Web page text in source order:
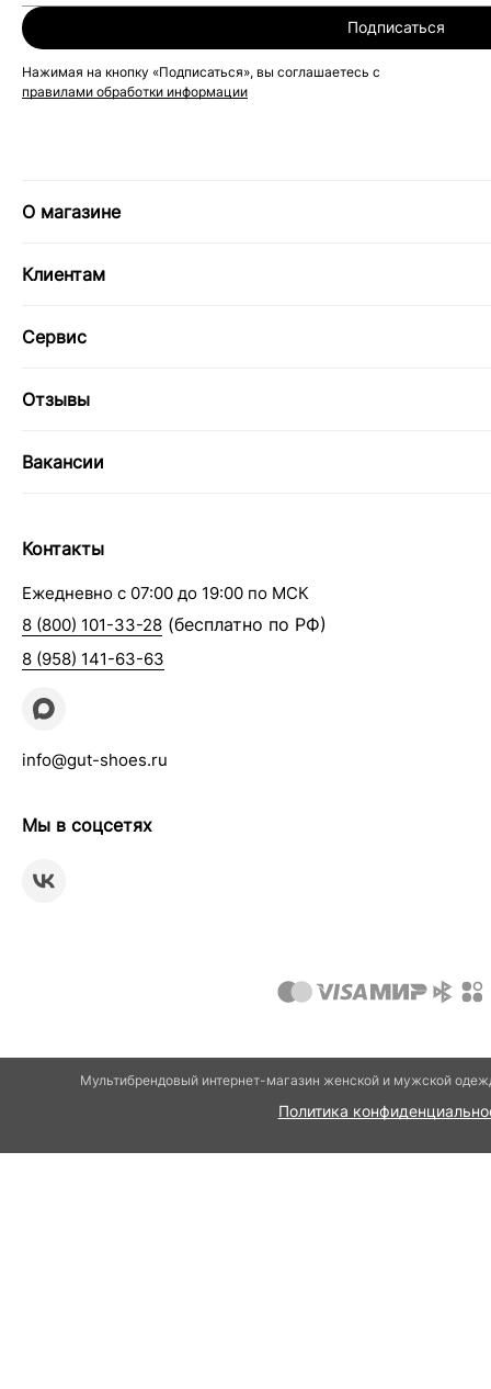
Подписаться
Нажимая на кнопку «Подписаться», вы соглашаетесь с
правилами обработки информации
О магазине
Клиентам
Сервис
Отзывы
Вакансии
Контакты
Ежедневно с 07:00 до 19:00 по МСК
8 (800) 101-33-28 (бесплатно по РФ)
8 (958) 141-63-63
info@gut-shoes.ru
Мы в соцсетях
Мультибрендовый интернет-магазин женской и мужской
Политика